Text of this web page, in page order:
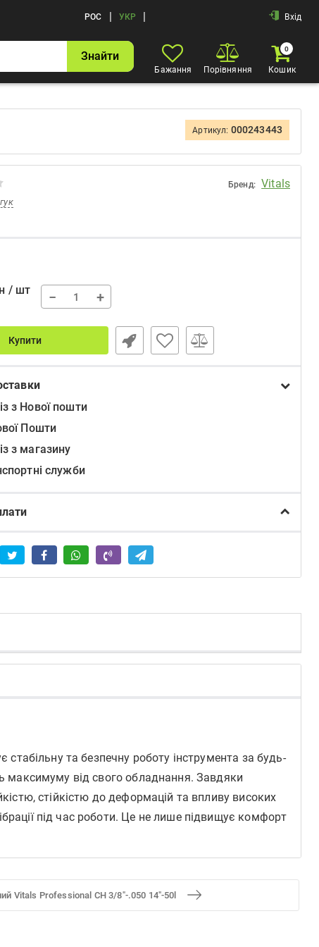
РОС | УКР | Вхід
Знайти
Бажання Порівняння
0
Кошик
Артикул: 000243443
Бренд: Vitals
/ шт − +
Купити
з Нової пошти
Пошти
з магазину
служби
та безпечну роботу інструмента за будь-
максимуму від свого обладнання. Завдяки
стійкістю до деформацій та впливу високих
під час роботи. Це не лише підвищує комфорт
Vitals Professional СH 3/8"-.050 14"-50l